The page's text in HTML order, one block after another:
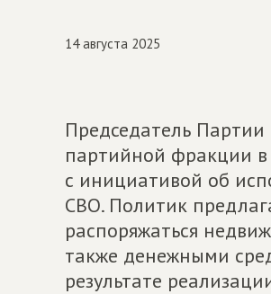
14 августа 2025
Председатель Партии
партийной фракции в
с инициативой об
СВО. Политик
распоряжаться
также денежными
результате